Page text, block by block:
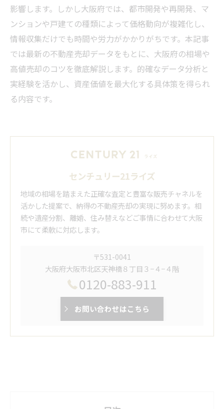
影響します。しかし大阪府では、都市開発や再開発、マ
ンションや戸建ての種類によって価格動向が複雑化し、
情報収集だけでも時間や労力がかかりがちです。本記事
では最新の不動産売却データをもとに、大阪府の相場や
高値売却のコツを徹底解説します。的確なデータ分析と
実経験を活かし、資産価値を最大化する具体策を得られ
る内容です。
センチュリー21ライズ
地域の相場を踏まえた正確な査定と豊富な販売チャネルを
活かした提案で、納得の不動産売却の実現に努めます。相
続や遺産分割、離婚、住み替えなどご事情に合わせて大阪
市にて柔軟に対応します。
〒531-0041
大阪府大阪市北区天神橋８丁目３−４−４階
0120-883-911
お問い合わせはこちら